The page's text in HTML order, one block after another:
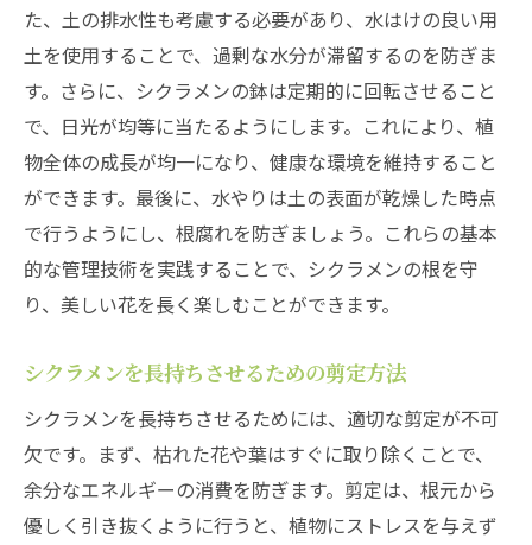
た、土の排水性も考慮する必要があり、水はけの良い用
土を使用することで、過剰な水分が滞留するのを防ぎま
す。さらに、シクラメンの鉢は定期的に回転させること
で、日光が均等に当たるようにします。これにより、植
物全体の成長が均一になり、健康な環境を維持すること
ができます。最後に、水やりは土の表面が乾燥した時点
で行うようにし、根腐れを防ぎましょう。これらの基本
的な管理技術を実践することで、シクラメンの根を守
り、美しい花を長く楽しむことができます。
シクラメンを長持ちさせるための剪定方法
シクラメンを長持ちさせるためには、適切な剪定が不可
欠です。まず、枯れた花や葉はすぐに取り除くことで、
余分なエネルギーの消費を防ぎます。剪定は、根元から
優しく引き抜くように行うと、植物にストレスを与えず